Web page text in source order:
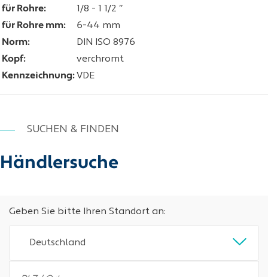
für Rohre:
1/8 - 1 1/2 ″
für Rohre mm:
6-44 mm
Norm:
DIN ISO 8976
Kopf:
verchromt
Kennzeichnung: VDE
SUCHEN & FINDEN
Händlersuche
Geben Sie bitte Ihren Standort an:
Deutschland